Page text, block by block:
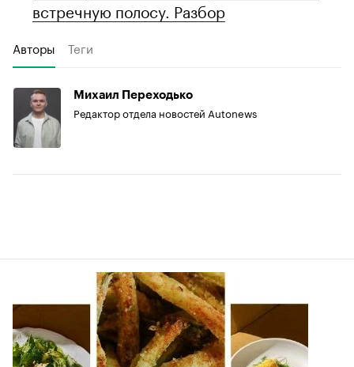
встречную полосу. Разбор
Авторы Теги
Михаил Переходько
Редактор отдела новостей Autonews